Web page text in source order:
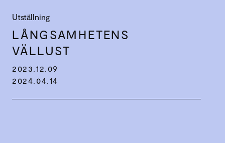
Utställning
LÅNGSAM­HETENS
VÄLLUST
2023.12.09
2024.04.14